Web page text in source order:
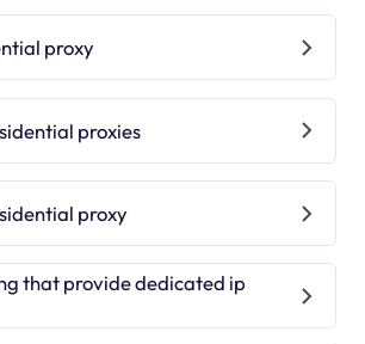
proxy
proxies
proxy
that provide dedicated ip